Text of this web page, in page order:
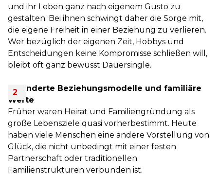
und ihr Leben ganz nach eigenem Gusto zu
gestalten. Bei ihnen schwingt daher die Sorge mit,
die eigene Freiheit in einer Beziehung zu verlieren.
Wer bezüglich der eigenen Zeit, Hobbys und
Entscheidungen keine Kompromisse schließen will,
bleibt oft ganz bewusst Dauersingle.
Veränderte Beziehungsmodelle und familiäre
Werte
Früher waren Heirat und Familiengründung als
große Lebensziele quasi vorherbestimmt. Heute
haben viele Menschen eine andere Vorstellung von
Glück, die nicht unbedingt mit einer festen
Partnerschaft oder traditionellen
Familienstrukturen verbunden ist.